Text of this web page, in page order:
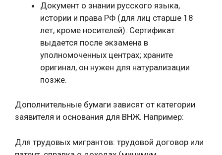
Документ о знании русского языка,
истории и права РФ (для лиц старше 18
лет, кроме носителей). Сертификат
выдается после экзамена в
уполномоченных центрах; храните
оригинал, он нужен для натурализации
позже.
Дополнительные бумаги зависят от категории
заявителя и основания для ВНЖ. Например:
Для трудовых мигрантов: трудовой договор или